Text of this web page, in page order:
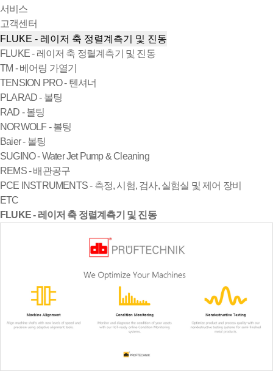
서비스
고객센터
FLUKE - 레이저 축 정렬계측기 및 진동
FLUKE - 레이저 축 정렬계측기 및 진동
TM - 베어링 가열기
TENSION PRO - 텐셔너
PLARAD - 볼팅
RAD - 볼팅
NORWOLF - 볼팅
Baier - 볼팅
SUGINO - Water Jet Pump & Cleaning
REMS - 배관공구
PCE INSTRUMENTS - 측정, 시험, 검사, 실험실 및 제어 장비
ETC
FLUKE - 레이저 축 정렬계측기 및 진동